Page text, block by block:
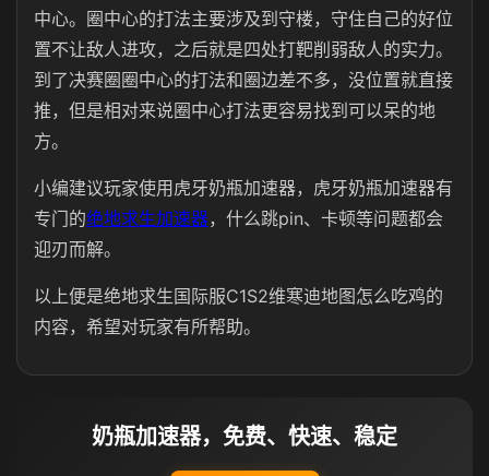
中心。圈中心的打法主要涉及到守楼，守住自己的好位
置不让敌人进攻，之后就是四处打靶削弱敌人的实力。
到了决赛圈圈中心的打法和圈边差不多，没位置就直接
推，但是相对来说圈中心打法更容易找到可以呆的地
方。
小编建议玩家使用虎牙奶瓶加速器，虎牙奶瓶加速器有
专门的绝地求生加速器，什么跳pin、卡顿等问题都会
迎刃而解。
以上便是绝地求生国际服C1S2维寒迪地图怎么吃鸡的
内容，希望对玩家有所帮助。
奶瓶加速器，免费、快速、稳定